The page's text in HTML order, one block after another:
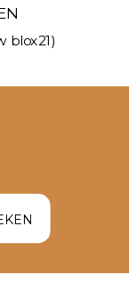
blox21)